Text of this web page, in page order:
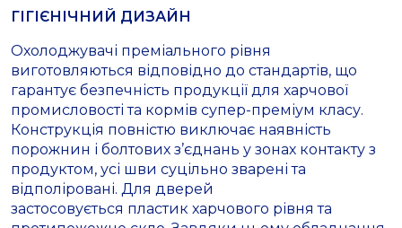
ГІГІЄНІЧНИЙ ДИЗАЙН
Охолоджувачі преміального рівня
виготовляються відповідно до стандартів, що
гарантує безпечність продукції для харчової
промисловості та кормів супер-преміум класу.
Конструкція повністю виключає наявність
порожнин і болтових з’єднань у зонах контакту з
продуктом, усі шви суцільно зварені та
відполіровані. Для дверей
застосовується пластик харчового рівня та